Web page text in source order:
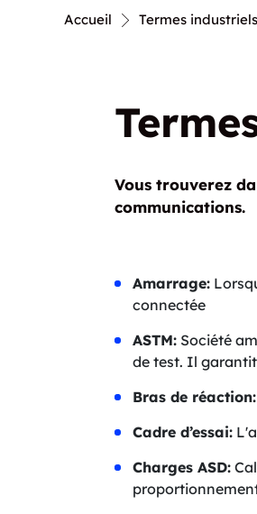
Nautique
Accueil Termes industriels
Vous trouverez
communications.
Amarrage:
connectée
ASTM: Société
de test. Il
Bras de réaction:
Cadre d’essai:
Charges ASD: